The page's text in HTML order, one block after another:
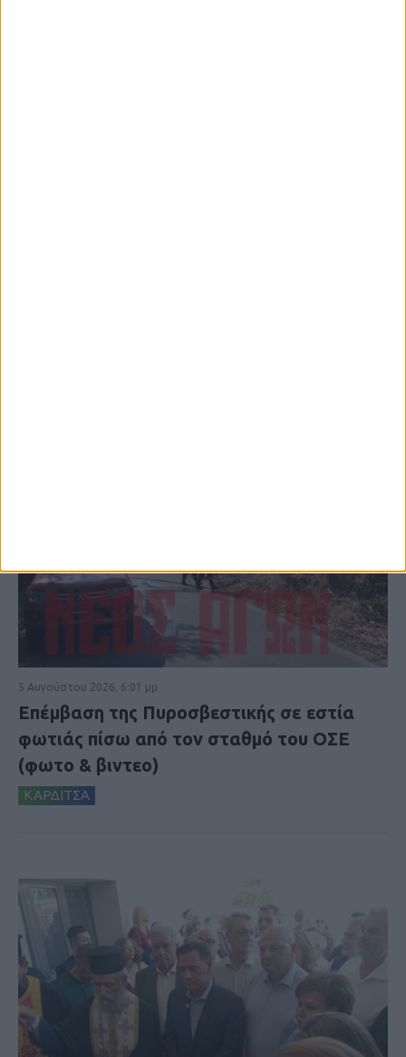
5 Αυγούστου 2026, 6:01 μμ
Επέμβαση της Πυροσβεστικής σε εστία
φωτιάς πίσω από τον σταθμό του ΟΣΕ
(φωτο & βιντεο)
ΚΑΡΔΙΤΣΑ